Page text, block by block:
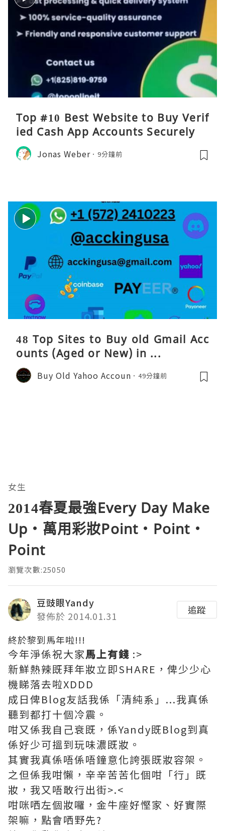
Top #10 Best Website to Buy Verif
ied Cash App Accounts Securely
Jonas Weber 9分鐘前
48 Top Sites to Buy old Gmail Acc
ounts (Aged or New) in ...
Buy Old Yahoo Accoun 49分鐘前
女生
2014春夏最強Every Day Make
Up‧萬用彩妝Point‧Point‧
Point
瀏覽次數:25050
豆豉眼Yandy
發佈於 2014.01.31
追蹤
終於黎到馬年啦!!!
今年淨係祝大家馬上有錢 :>
新鮮熱辣既拜年妝立即SHARE，俾少少心
機睇落去啦XDDD
成日俾Blog友話我係「清純系」...我真係
聽到都打十個冷震。
咁又係我自己衰既，係Yandy既Blog到真
係好少可搵到玩味濃既妝。
其實我真係唔係唔鐘意化誇張既妝容架。
之但係我咁懶，辛辛苦苦化個咁「行」既
妝，我又唔敢行出街>.<
咁咪哂左個妝囉，金牛座好慳家、好實際
架嘛，點會哂野先?